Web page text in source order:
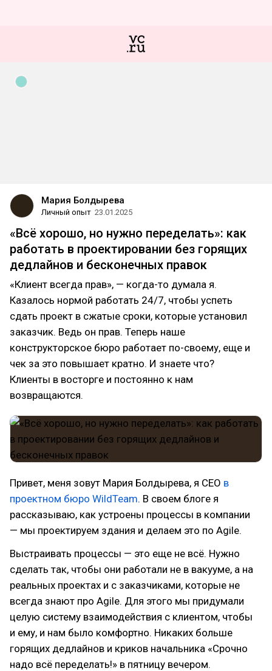
Мария Болдырева
Личный опыт 23.01.2025
«Всё хорошо, но нужно переделать»: как
работать в проектировании без горящих
дедлайнов и бесконечных правок
«Клиент всегда прав», — когда-то думала я.
Казалось нормой работать 24/7, чтобы успеть
сдать проект в сжатые сроки, которые установил
заказчик. Ведь он прав. Теперь наше
конструкторское бюро работает по-своему, еще и
чек за это повышает кратно. И знаете что?
Клиенты в восторге и постоянно к нам
возвращаются.
Привет, меня зовут Мария Болдырева, я CEO в
проектном бюро WildTeam. В своем блоге я
рассказываю, как устроены процессы в компании
— мы проектируем здания и делаем это по Agile.
Выстраивать процессы — это еще не всё. Нужно
сделать так, чтобы они работали не в вакууме, а на
реальных проектах и с заказчиками, которые не
всегда знают про Agile. Для этого мы придумали
целую систему взаимодействия с клиентом, чтобы
и ему, и нам было комфортно. Никаких больше
горящих дедлайнов и криков начальника «Срочно
надо всё переделать!» в пятницу вечером.